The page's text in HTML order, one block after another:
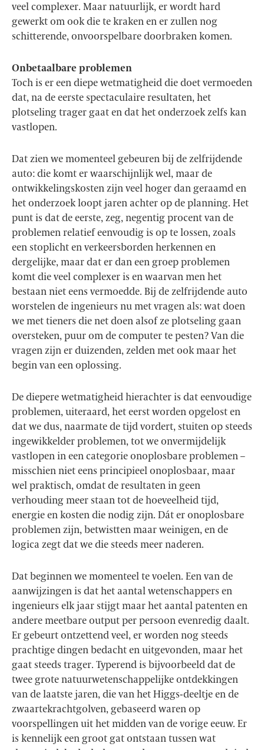
veel complexer. Maar natuurlijk, er wordt hard
gewerkt om ook die te kraken en er zullen nog
schitterende, onvoorspelbare doorbraken komen.
Onbetaalbare problemen
Toch is er een diepe wetmatigheid die doet vermoeden
dat, na de eerste spectaculaire resultaten, het
plotseling trager gaat en dat het onderzoek zelfs kan
vastlopen.
Dat zien we momenteel gebeuren bij de zelfrijdende
auto: die komt er waarschijnlijk wel, maar de
ontwikkelingskosten zijn veel hoger dan geraamd en
het onderzoek loopt jaren achter op de planning. Het
punt is dat de eerste, zeg, negentig procent van de
problemen relatief eenvoudig is op te lossen, zoals
een stoplicht en verkeersborden herkennen en
dergelijke, maar dat er dan een groep problemen
komt die veel complexer is en waarvan men het
bestaan niet eens vermoedde. Bij de zelfrijdende auto
worstelen de ingenieurs nu met vragen als: wat doen
we met tieners die net doen alsof ze plotseling gaan
oversteken, puur om de computer te pesten? Van die
vragen zijn er duizenden, zelden met ook maar het
begin van een oplossing.
De diepere wetmatigheid hierachter is dat eenvoudige
problemen, uiteraard, het eerst worden opgelost en
dat we dus, naarmate de tijd vordert, stuiten op steeds
ingewikkelder problemen, tot we onvermijdelijk
vastlopen in een categorie onoplosbare problemen –
misschien niet eens principieel onoplosbaar, maar
wel praktisch, omdat de resultaten in geen
verhouding meer staan tot de hoeveelheid tijd,
energie en kosten die nodig zijn. Dát er onoplosbare
problemen zijn, betwistten maar weinigen, en de
logica zegt dat we die steeds meer naderen.
Dat beginnen we momenteel te voelen. Een van de
aanwijzingen is dat het aantal wetenschappers en
ingenieurs elk jaar stijgt maar het aantal patenten en
andere meetbare output per persoon evenredig daalt.
Er gebeurt ontzettend veel, er worden nog steeds
prachtige dingen bedacht en uitgevonden, maar het
gaat steeds trager. Typerend is bijvoorbeeld dat de
twee grote natuurwetenschappelijke ontdekkingen
van de laatste jaren, die van het Higgs-deeltje en de
zwaartekrachtgolven, gebaseerd waren op
voorspellingen uit het midden van de vorige eeuw. Er
is kennelijk een groot gat ontstaan tussen wat